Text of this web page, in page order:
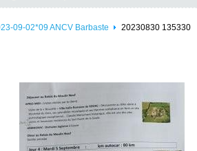
09-02*09 ANCV Barbaste 20230830 135330